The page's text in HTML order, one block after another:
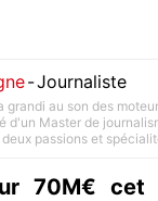
-Journaliste
grandi au son des
d'un Master de
passions et
70M€ cet